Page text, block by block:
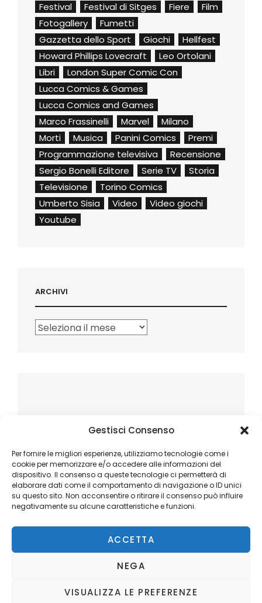
Gestisci Consenso
Per fornire le migliori esperienze, utilizziamo tecnologie come i
cookie per memorizzare e/o accedere alle informazioni del
dispositivo. Il consenso a queste tecnologie ci permetterà di
elaborare dati come il comportamento di navigazione o ID unici
su questo sito. Non acconsentire o ritirare il consenso può influire
negativamente su alcune caratteristiche e funzioni.
ACCETTA
NEGA
VISUALIZZA LE PREFERENZE
Festival
Festival di Sitges Fiere
Film
Fotogallery
Fumetti
Gazzetta dello Sport
Giochi
Hellfest
Howard Phillips Lovecraft
Leo Ortolani
Libri
London Super Comic Con
Lucca Comics & Games
Lucca Comics and Games
Marco Frassinelli
Marvel
Milano
Morti
Musica Panini Comics
Premi
Programmazione televisiva
Recensione
Sergio Bonelli Editore
Serie TV
Storia
Televisione
Torino Comics
Umberto Sisia
Video
Video giochi
Youtube
ARCHIVI
Archivi
Copyright © 2026Ilblogger.it. All Rights Reserved.